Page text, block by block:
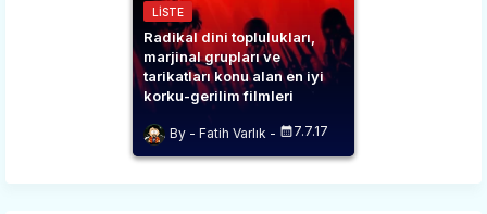
LISTE
Radikal dini toplulukları,
marjinal grupları ve
tarikatları konu alan en iyi
korku-gerilim filmleri
Fatih Varlık 7.7.17